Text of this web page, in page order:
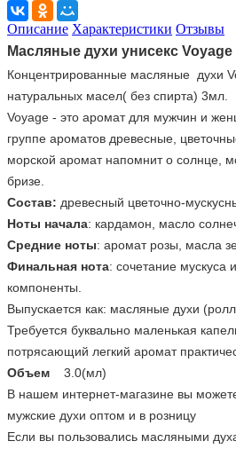
Описание Характеристики Отзывы
Масляные духи унисекс
Концентрированные масляные духи
натуральных масел( без спирта) 3мл.
Voyage - это аромат для мужчин и
группе ароматов древесные,
морской аромат напомнит о солнце,
бризе.
Состав: древесный цветочно-
Ноты начала: кардамон, масло
Средние ноты: аромат розы, масла
Финальная нота: сочетание
компоненты.
Выпускается как: масляные духи
Требуется буквально маленькая
потрясающий легкий аромат
Объем 3.0(мл)
В нашем интернет-магазине вы
мужские духи оптом и в розницу
Если вы пользовались масляными